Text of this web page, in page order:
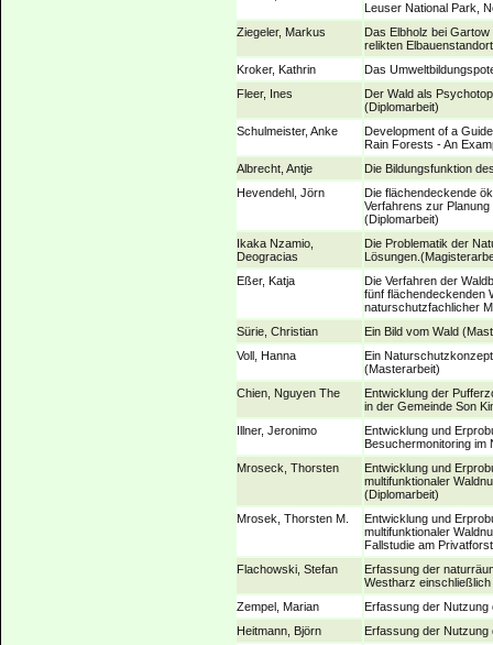
Leuser National Park,
Ziegeler, Markus
Das Elbholz bei
relikten
Kroker, Kathrin
Das
Fleer, Ines
Der Wald als
(Diplomarbeit)
Schulmeister, Anke
Development of a
Rain Forests - An
Albrecht, Antje
Die Bildungsfunktion
Hevendehl, Jörn
Die flächendeckende
Verfahrens zur
(Diplomarbeit)
Ikaka Nzamio,
Deogracias
Die Problematik der
Eßer, Katja
Die Verfahren der
fünf flächendeckenden
naturschutzfachlicher
Sürie, Christian
Ein Bild vom Wald
Voll, Hanna
Ein
(Masterarbeit)
Chien, Nguyen The
Entwicklung der
in der Gemeinde Son
Illner, Jeronimo
Entwicklung und
Besuchermonitoring im
Mroseck, Thorsten
Entwicklung und
multifunktionaler
(Diplomarbeit)
Mrosek, Thorsten M.
Entwicklung und
multifunktionaler
Fallstudie am
Flachowski, Stefan
Erfassung der
Westharz
Zempel, Marian
Erfassung der
Heitmann, Björn
Erfassung der